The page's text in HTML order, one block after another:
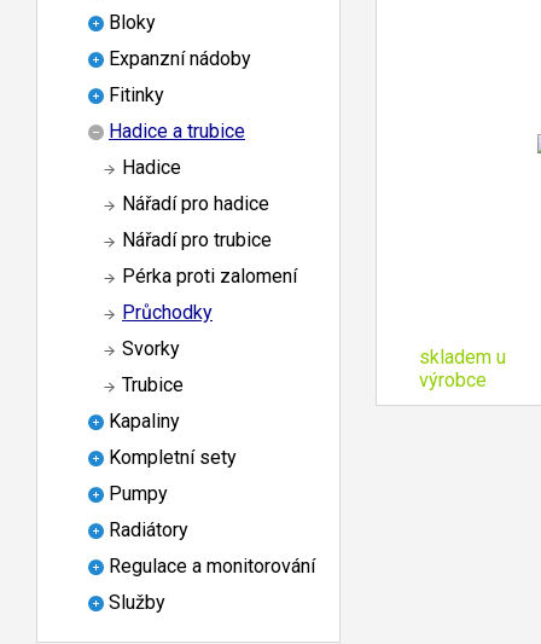
Bloky
Expanzní nádoby
Fitinky
Hadice a trubice
Hadice
Nářadí pro hadice
Nářadí pro trubice
Pérka proti zalomení
Průchodky
Svorky
Trubice
Kapaliny
Kompletní sety
Pumpy
Radiátory
Regulace a monitorování
Služby
skladem u
výrobce